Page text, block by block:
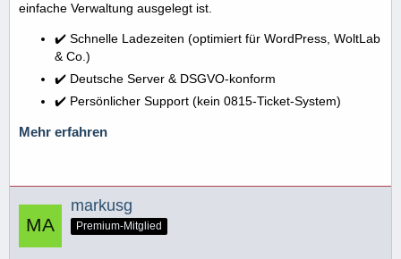
einfache Verwaltung ausgelegt ist.
✔️ Schnelle Ladezeiten (optimiert für WordPress, WoltLab
& Co.)
✔️ Deutsche Server & DSGVO-konform
✔️ Persönlicher Support (kein 0815-Ticket-System)
Mehr erfahren
markusg
Premium-Mitglied